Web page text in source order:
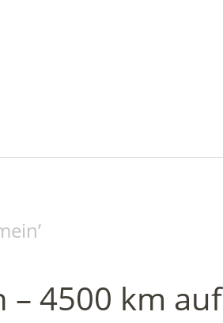
’
– 4500 km auf